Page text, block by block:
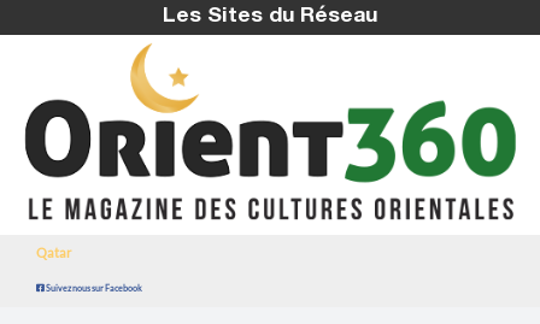
Les Sites du Réseau
Qatar
Suivez nous sur Facebook